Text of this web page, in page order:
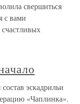
свершиться
с вами
эскадрильи
«Чаплинка».